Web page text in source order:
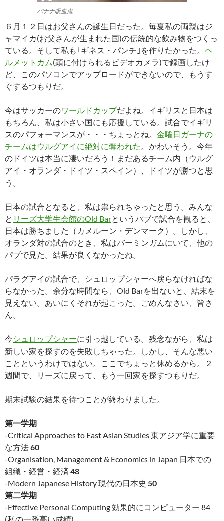
バナナ吸血鬼
６月１２日はお父さんの誕生日だった。毎夏私の両親はジ
ャマイカ(お父さんが生まれた国)の伝統的な飲み物をつくっ
ている。そして私も｢ギネス・パンチ｣を作りたかった。 ヘ
ルメットカム(頭に付けられるビデオカメラ)で録画したけ
ど、このパソコンでアップロードができないので、もうす
ぐするつもりだ。
今はサッカーのワールドカップだよね。イギリスと日本は
もちろん、私は小さい国にも応援している。試合でイギリ
スのパフォーマンスが・・・ちょっとね。 金曜日ガーナの
チームはウルグアイに絶対に奪われた 。かわいそう。今年
のドイツは本当に凄いだろう！まだあるチーム内（ウルグ
アイ・オランダ・ドイツ・スペイン）、ドイツが勝つと思
う。
日本の試合となると、私は祟られちゃったと思う。みんな
と リーズ大学生会館のOld Barというパブで試合を観ると、
日本は勝ちました（カメルーン・デンマーク）。しかし、
オランダ対の試合のとき、私はバーミンガムにいて、他の
パブで見た。結果が良くなかったね。
パラグアイの試合で、シュロップシャーへ戻らなければな
らなかった。余分な時間なら、Old Barを出ないと、結末を
見えない。あいにくそれが起こった。ごめんなさい、皆さ
ん。
今シュロップシャーに引っ越している。残念ながら、私は
新しい家を探すのを失敗しちゃった。しかし、そんな悪い
ことというわけではない。ここでちょっと休めるから。２
週間で、リーズに戻って、もう一回家を探すつもりだ。
期末試験の結果を待つことが終わりました。
第一学期
-Critical Approaches to East Asian Studies 東アジア学に重要
な方法60
-Organisation, Management & Economics in Japan 日本での
組織・経営・経済 48
-Modern Japanese History 現代の日本史 50
第二学期
-Effective Personal Computing 効果的にコンピューター 84